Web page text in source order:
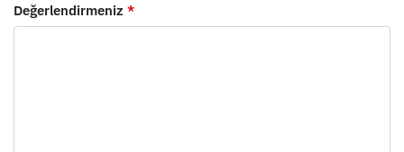
Değerlendirmeniz *